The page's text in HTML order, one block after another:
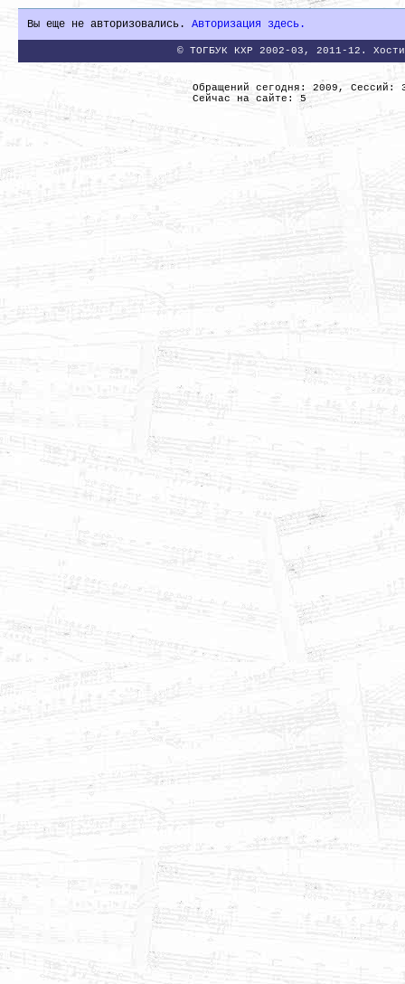
Вы еще не авторизовались. Авторизация здесь.
© ТОГБУК КХР 2002-03, 2011-12.
Обращений сегодня: 2009, Сессий:
Сейчас на сайте: 5